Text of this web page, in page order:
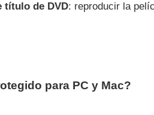
título de DVD: reproducir la
para PC y Mac?